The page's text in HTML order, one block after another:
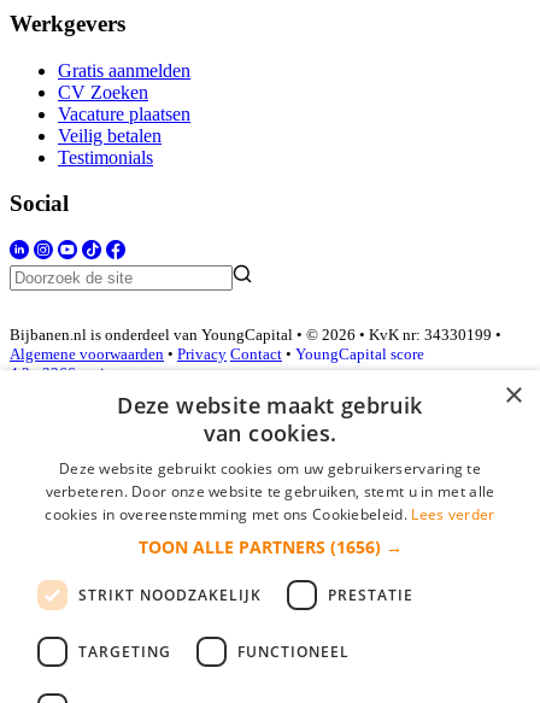
Werkgevers
Gratis aanmelden
CV Zoeken
Vacature plaatsen
Veilig betalen
Testimonials
Social
Bijbanen.nl is onderdeel van YoungCapital • © 2026 • KvK nr: 34330199 •
Algemene voorwaarden • Privacy Contact • YoungCapital score
4.3 - 3366 reviews
Inloggen als bedrijf
*
login gegevens onthouden
login
Bedrijf aanmelden
×
Deze website maakt gebruik
van cookies.
Deze website gebruikt cookies om uw gebruikerservaring te
verbeteren. Door onze website te gebruiken, stemt u in met alle
cookies in overeenstemming met ons Cookiebeleid. Lees verder
TOON ALLE PARTNERS (1656) →
STRIKT NOODZAKELIJK PRESTATIE
TARGETING FUNCTIONEEL